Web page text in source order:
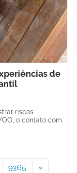
de
riscos
o contato com
9365 »